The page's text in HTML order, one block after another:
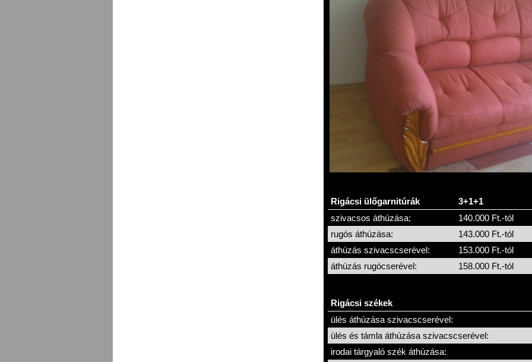
Rigácsi ülőgarnitúrák 3+1+1
szivacsos áthúzása:
140.000 Ft.-tól
rugós áthúzása:
143.000 Ft.-tól
áthúzás szivacscserével:
153.000 Ft.-tól
áthúzás rugócserével:
158.000 Ft.-tól
Rigácsi székek
ülés áthúzása szivacscserével:
ülés és támla áthúzása szivacscserével:
irodai tárgyaló szék áthúzása: